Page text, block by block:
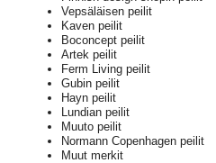
Vepsäläisen peilit
Kaven peilit
Boconcept peilit
Artek peilit
Ferm Living peilit
Gubin peilit
Hayn peilit
Lundian peilit
Muuto peilit
Normann Copenhagen peilit
Muut merkit